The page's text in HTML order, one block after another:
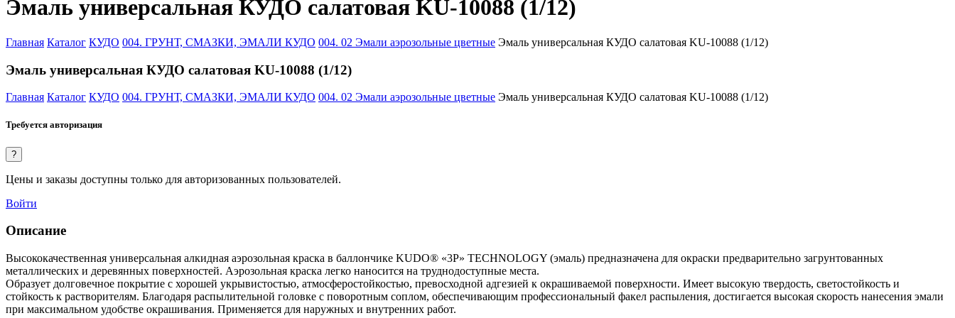
Эмаль универсальная КУДО салатовая KU-10088 (1/12)
Главная Каталог КУДО 004. ГРУНТ, СМАЗКИ, ЭМАЛИ КУДО 004. 02 Эмали аэрозольные цветные Эмаль универсальная КУДО салатовая KU-10088 (1/12)
Эмаль универсальная КУДО салатовая KU-10088 (1/12)
Главная Каталог КУДО 004. ГРУНТ, СМАЗКИ, ЭМАЛИ КУДО 004. 02 Эмали аэрозольные цветные Эмаль универсальная КУДО салатовая KU-10088 (1/12)
Требуется авторизация
?
Цены и заказы доступны только для авторизованных пользователей.
Войти
Описание
Высококачественная универсальная алкидная аэрозольная краска в баллончике KUDO® «3P» TECHNOLOGY (эмаль) предназначена для окраски предварительно загрунтованных
металлических и деревянных поверхностей. Аэрозольная краска легко наносится на труднодоступные места.
Образует долговечное покрытие с хорошей укрывистостью, атмосферостойкостью, превосходной адгезией к окрашиваемой поверхности. Имеет высокую твердость, светостойкость и
стойкость к растворителям. Благодаря распылительной головке с поворотным соплом, обеспечивающим профессиональный факел распыления, достигается высокая скорость нанесения эмали
при максимальном удобстве окрашивания. Применяется для наружных и внутренних работ.